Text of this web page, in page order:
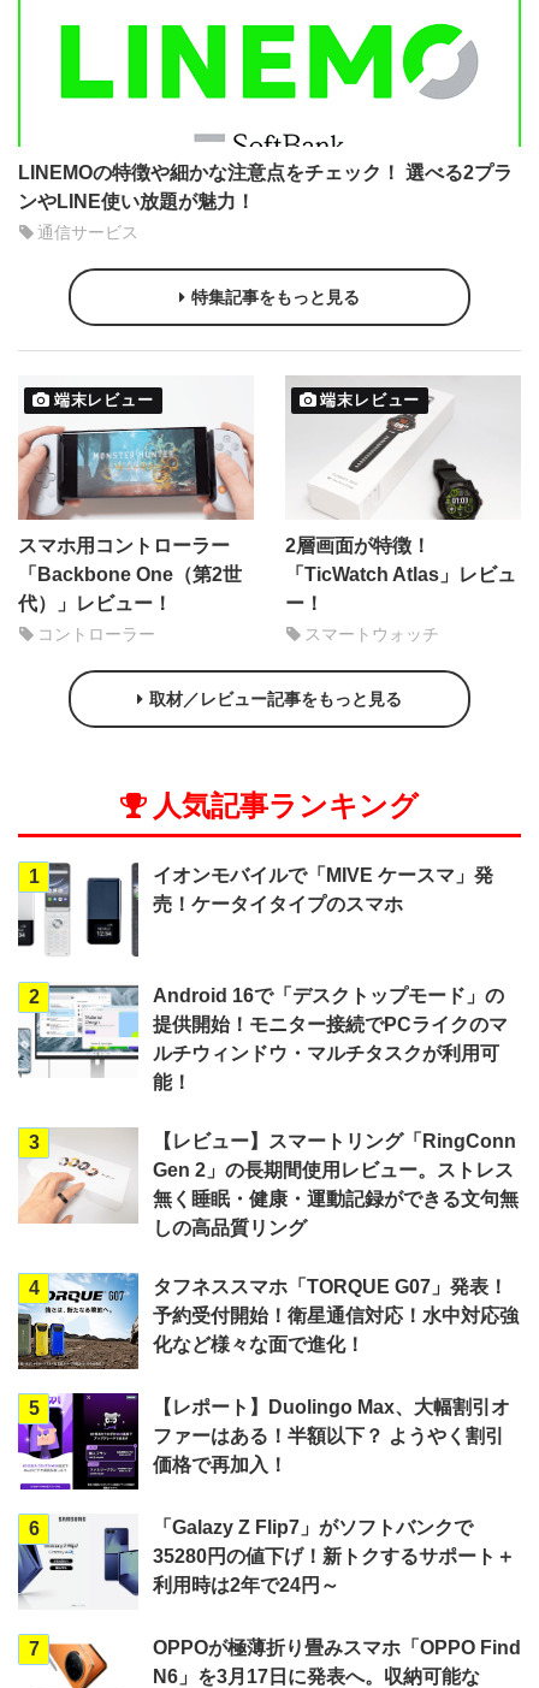
LINEMOの特徴や細かな注意点をチェック！ 選べる2プラ
ンやLINE使い放題が魅力！
通信サービス
特集記事をもっと見る
端末レビュー
スマホ用コントローラー
「Backbone One（第2世
代）」レビュー！
コントローラー
端末レビュー
2層画面が特徴！
「TicWatch Atlas」レビュ
ー！
スマートウォッチ
取材／レビュー記事をもっと見る
人気記事ランキング
1
イオンモバイルで「MIVE ケースマ」発
売！ケータイタイプのスマホ
2
Android 16で「デスクトップモード」の
提供開始！モニター接続でPCライクのマ
ルチウィンドウ・マルチタスクが利用可
能！
3
【レビュー】スマートリング「RingConn
Gen 2」の長期間使用レビュー。ストレス
無く睡眠・健康・運動記録ができる文句無
しの高品質リング
4
タフネススマホ「TORQUE G07」発表！
予約受付開始！衛星通信対応！水中対応強
化など様々な面で進化！
5
【レポート】Duolingo Max、大幅割引オ
ファーはある！半額以下？ ようやく割引
価格で再加入！
6
「Galazy Z Flip7」がソフトバンクで
35280円の値下げ！新トクするサポート＋
利用時は2年で24円～
7
OPPOが極薄折り畳みスマホ「OPPO Find
N6」を3月17日に発表へ。収納可能な